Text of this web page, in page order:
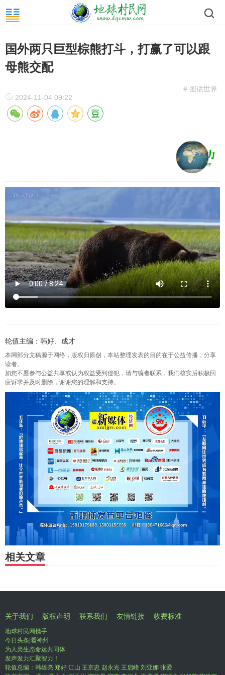
国外两只巨型棕熊打斗，打赢了可以跟
母熊交配
# 图话世界
2024-11-04 09:22
轮值主编：韩好、成才
本网部分文稿源于网络，版权归原创，本站整理发表的目的在于公益传播，分享
读者。
如您不愿参与公益共享或认为权益受到侵犯，请与编者联系，我们核实后积极回
应诉求并及时删除，谢谢您的理解和支持。
相关文章
关于我们 版权声明 联系我们 友情链接 收费标准
地球村民网携手
今日头条|看神州
为人类生态命运共同体
发声发力汇聚智力！
轮值总编：韩雄亮 郑好 江山 王京忠 赵永光 王启峰 刘亚娜 张爱